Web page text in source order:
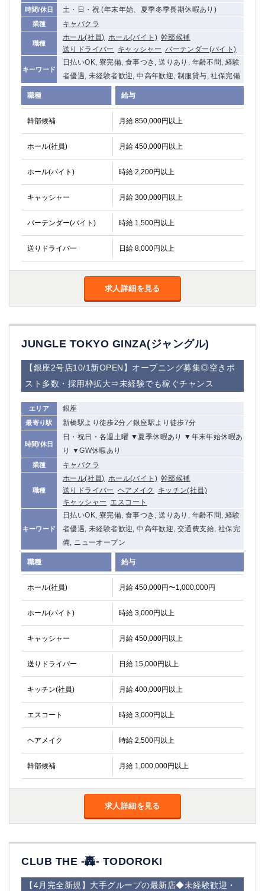
時間/休日 土・日・祝 (年末年始、夏季冬季長期休暇あり)
業種 キャバクラ
職種
ホール(社員) ホール(バイト) 幹部候補
送りドライバー
キャッシャー バーテンダー(バイト)
キーワード
日払いOK, 寮完備, 食事つき, 送りあり, 年齢不問, 経験
者優遇, 未経験者歓迎, 中高年歓迎, 制服貸与, 社保完備
職種 給与
幹部候補 月給 850,000円以上
ホール(社員) 月給 450,000円以上
ホール(バイト) 時給 2,200円以上
キャッシャー 月給 300,000円以上
バーテンダー(バイト) 時給 1,500円以上
送りドライバー 日給 8,000円以上
求人詳細を見る
JUNGLE TOKYO GINZA(ジャングル)
【銀座2号店10/1新OPEN】オープニング募集◎空きポ
スト多数・採用枠拡大⇒未経験でも稼ぐチャンス
エリア 銀座
最寄り駅 新橋駅より徒歩2分／銀座駅より徒歩7分
時間/休日
日・祝日・各週土曜 ▼夏季休暇あり ▼年末年始休暇あ
り ▼GW休暇あり
業種 キャバクラ
職種
ホール(社員) ホール(バイト) 幹部候補
送りドライバー ヘアメイク
キッチン(社員)
キャッシャー エスコート
キーワード
日払いOK, 寮完備, 食事つき, 送りあり, 年齢不問, 経験
者優遇, 未経験者歓迎, 中高年歓迎, 交通費支給, 社保完
備, ニューオープン
職種 給与
ホール(社員) 月給 450,000円〜1,000,000円
ホール(バイト) 時給 3,000円以上
キャッシャー 月給 450,000円以上
送りドライバー 日給 15,000円以上
キッチン(社員) 月給 400,000円以上
エスコート 時給 3,000円以上
ヘアメイク 時給 2,500円以上
幹部候補 月給 1,000,000円以上
求人詳細を見る
CLUB THE -轟- TODOROKI
【4月完全新規】大手グループの最新店◆未経験歓迎・
関内
川崎
本厚木
新横浜
平塚
武蔵小杉
橋本
小田原
横浜・桜木町
関内・馬車道・日ノ出町 武蔵新城
元住吉
茅ヶ崎
戸塚
たまプラーザ
大船
相模原
大宮
南越谷
志木
川越
草加
南浦和
所沢
熊谷
獨協大学前＜草加松原＞ 北浦和（西口）
川口
千葉県
船橋
津田沼
成田
千葉
柏（西口）
柏（東口）
下総中山
茂原
松戸
八千代台
東金
小山
茨城県
土浦 ひたち野うしく
群馬県
高崎 館林
0 選択した内容で設定